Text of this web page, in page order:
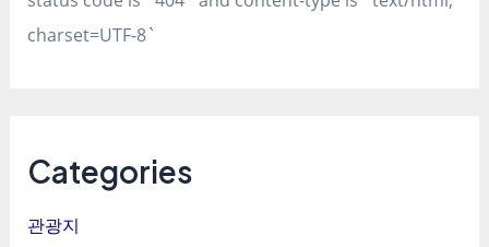
charset=UTF-8`
Categories
관광지